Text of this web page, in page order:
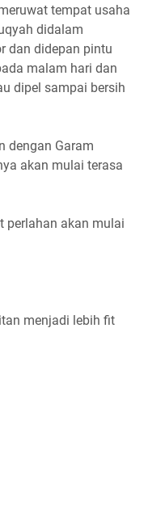
tempat usaha
didalam
dan didepan pintu
malam hari dan
dipel sampai bersih
dengan Garam
akan mulai terasa
perlahan akan mulai
menjadi lebih fit